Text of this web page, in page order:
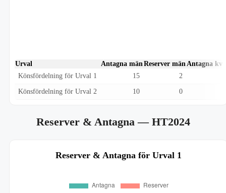
Urval Antagna mänReserver mänAntagna
Könsfördelning för Urval 1
15 2
Könsfördelning för Urval 2 10 0
Reserver & Antagna— HT2024
Reserver & Antagna för Urval 1